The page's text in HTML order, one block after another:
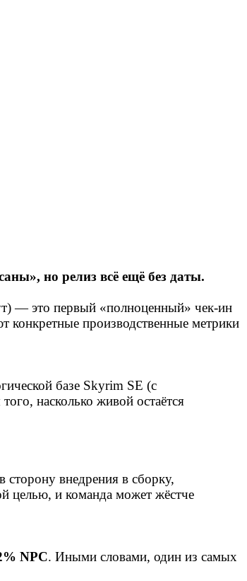
но релиз всё ещё без даты.
— это первый «полноценный» чек‑ин
конкретные производственные метрики
базе Skyrim SE (с
насколько живой остаётся
сторону внедрения в сборку,
целью, и команда может жёстче
NPC. Иными словами, один из самых